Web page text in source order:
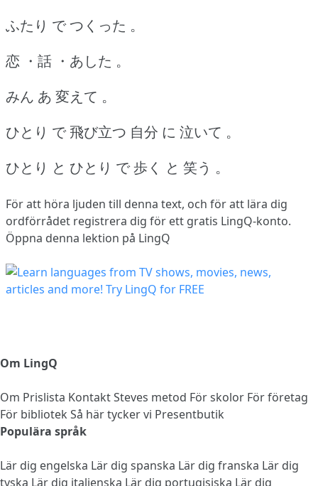
ふたり で つくった 。
恋 ・話 ・あした 。
みん あ 変えて 。
ひとり で 飛び立つ 自分 に 泣いて 。
ひとり と ひとり で 歩く と 笑う 。
För att höra ljuden till denna text, och för att lära dig
ordförrådet registrera dig för ett gratis LingQ-konto.
Öppna denna lektion på LingQ
Om LingQ
Om Prislista KontaktSteves metod För skolor För företag
För bibliotek Så här tycker vi Presentbutik
Populära språk
Lär dig engelska Lär dig spanska Lär dig franska Lär dig
tyska Lär dig italienska Lär dig portugisiska Lär dig